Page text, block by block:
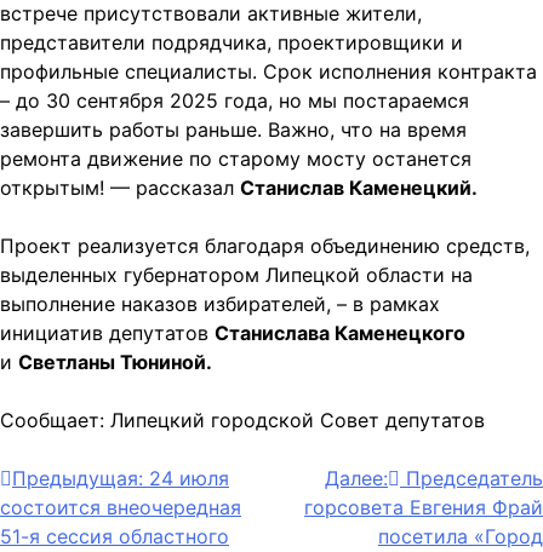
встрече присутствовали активные жители,
представители подрядчика, проектировщики и
профильные специалисты. Срок исполнения контракта
– до 30 сентября 2025 года, но мы постараемся
завершить работы раньше. Важно, что на время
ремонта движение по старому мосту останется
открытым! — рассказал Станислав Каменецкий.
Проект реализуется благодаря объединению средств,
выделенных губернатором Липецкой области на
выполнение наказов избирателей, – в рамках
инициатив депутатов Станислава Каменецкого
и Светланы Тюниной.
Сообщает: Липецкий городской Совет депутатов
Навигация
по
Предыдущая: 24 июля
состоится внеочередная
51-я сессия областного
Далее:
Председатель
горсовета Евгения Фрай
посетила «Город